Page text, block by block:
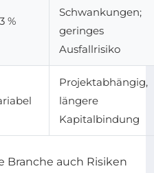
%
Schwankungen;
geringes
Ausfallrisiko
Projektabhängig,
längere
Kapitalbindung
Branche auch Risiken